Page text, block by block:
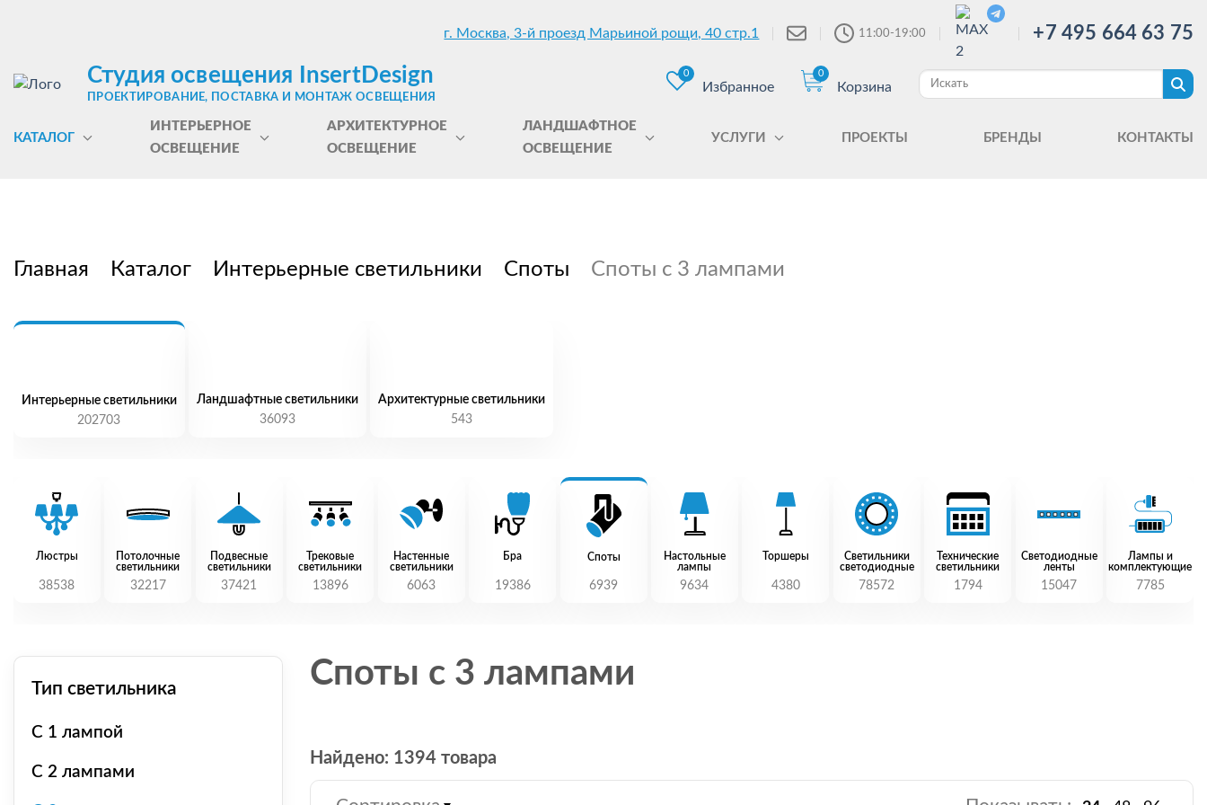
г. Москва, 3-й проезд Марьиной рощи, 40 стр.1 11:00-19:00 +7 495 664 63 75
Студия освещения InsertDesign
ПРОЕКТИРОВАНИЕ, ПОСТАВКА И МОНТАЖ ОСВЕЩЕНИЯ
0
Избранное
0
Корзина
КАТАЛОГ
ИНТЕРЬЕРНОЕ
ОСВЕЩЕНИЕ
АРХИТЕКТУРНОЕ
ОСВЕЩЕНИЕ
ЛАНДШАФТНОЕ
ОСВЕЩЕНИЕ
УСЛУГИ ПРОЕКТЫ БРЕНДЫ КОНТАКТЫ
Главная Каталог Интерьерные светильники Споты Споты с 3 лампами
Интерьерные светильники
202703
Ландшафтные светильники
36093
Архитектурные светильники
543
Люстры
38538
Потолочные
светильники
32217
Подвесные
светильники
37421
Трековые
светильники
13896
Настенные
светильники
6063
Бра
19386
Споты
6939
Настольные
лампы
9634
Торшеры
4380
Светильники
светодиодные
78572
Технические
светильники
1794
Светодиодные
ленты
15047
Лампы и
комплектующие
7785
Тип светильника
С 1 лампой
С 2 лампами
Споты с 3 лампами
Найдено: 1394 товара